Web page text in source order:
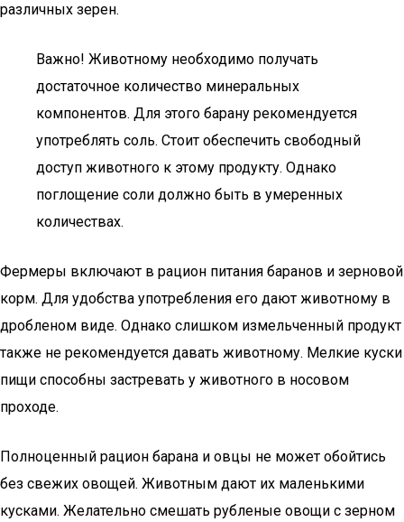
различных зерен.
Важно! Животному необходимо получать
достаточное количество минеральных
компонентов. Для этого барану рекомендуется
употреблять соль. Стоит обеспечить свободный
доступ животного к этому продукту. Однако
поглощение соли должно быть в умеренных
количествах.
Фермеры включают в рацион питания баранов и зерновой
корм. Для удобства употребления его дают животному в
дробленом виде. Однако слишком измельченный продукт
также не рекомендуется давать животному. Мелкие куски
пищи способны застревать у животного в носовом
проходе.
Полноценный рацион барана и овцы не может обойтись
без свежих овощей. Животным дают их маленькими
кусками. Желательно смешать рубленые овощи с зерном